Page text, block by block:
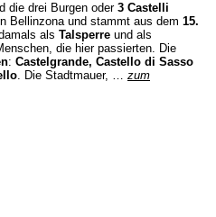
die drei Burgen oder 3 Castelli
Bellinzona und stammt aus dem 15.
als Talsperre und als
die hier passierten. Die
: Castelgrande, Castello di Sasso
. Die Stadtmauer, … zum